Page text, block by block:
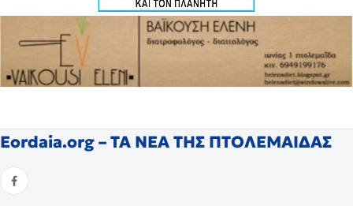
Eordaia.org – ΤΑ ΝΕΑ ΤΗΣ ΠΤΟΛΕΜΑΙΔΑΣ